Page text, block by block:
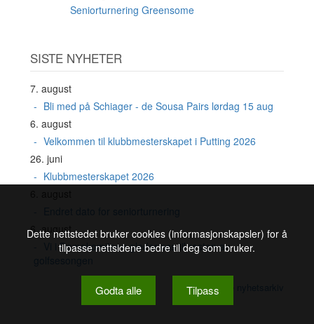
Seniorturnering Greensome
SISTE NYHETER
7. august
Bli med på Schiager - de Sousa Pairs lørdag 15 aug
6. august
Velkommen til klubbmesterskapet i Putting 2026
26. juni
Klubbmesterskapet 2026
6. august
Vi i Damekomiteen gleder oss til resten av
Dette nettstedet bruker cookies (informasjonskapsler) for å
tilpasse nettsidene bedre til deg som bruker.
Godta alle Tilpass